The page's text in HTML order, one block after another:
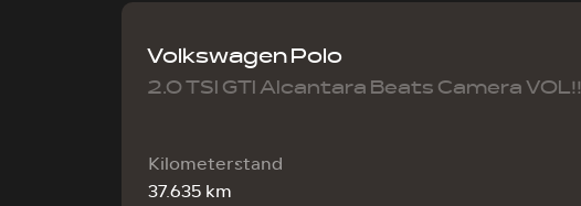
Volkswagen Polo
2.0 TSI GTI Alcantara Beats Camera VOL!!
Kilometerstand
37.635 km